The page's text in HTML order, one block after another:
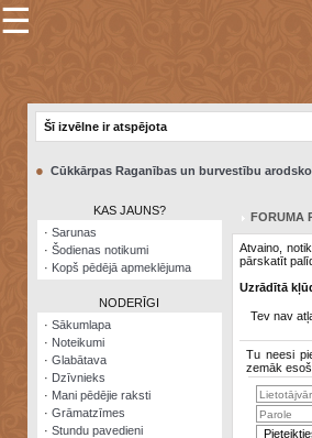
×
Šodienas
notikumi
Visatcera
almanahs
Arhīvs
☰
Šī izvēlne ir atspējota
● Cūkkārpas Raganības un burvestību
KAS JAUNS?
· Sarunas
· Šodienas notikumi
· Kopš pēdējā apmeklējuma
NODERĪGI
· Sākumlapa
· Noteikumi
· Glabātava
· Dzīvnieks
· Mani pēdējie raksti
· Grāmatzīmes
· Stundu pavedieni
FORUMA
Atvaino,
pārskatīt
Uzrādītā
Tev nav
Tu neesi
zemāk